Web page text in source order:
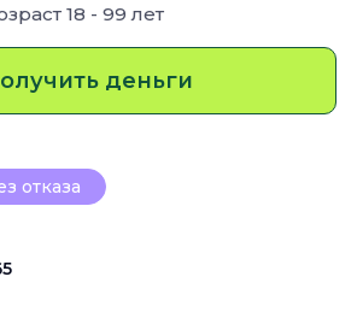
18 - 99 лет
деньги
отказа